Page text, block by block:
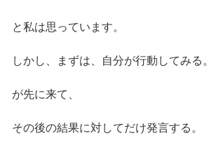
と私は思っています。
しかし、まずは、自分が行動してみる。
が先に来て、
その後の結果に対してだけ発言する。